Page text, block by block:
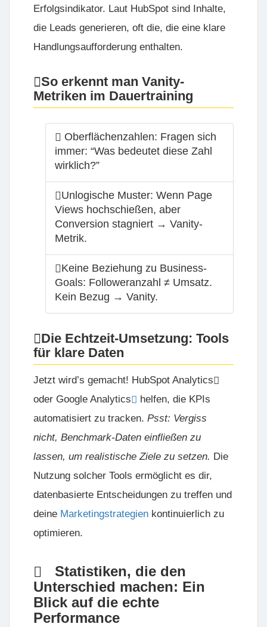
Erfolgsindikator. Laut HubSpot sind Inhalte,
die Leads generieren, oft die, die eine klare
Handlungsaufforderung enthalten.
So erkennt man Vanity-
Metriken im Dauertraining
Oberflächenzahlen: Fragen sich
immer: “Was bedeutet diese Zahl
wirklich?”
Unlogische Muster: Wenn Page
Views hochschießen, aber
Conversion stagniert → Vanity-
Metrik.
Keine Beziehung zu Business-
Goals: Followeranzahl ≠ Umsatz.
Kein Bezug → Vanity.
Die Echtzeit-Umsetzung: Tools
für klare Daten
Jetzt wird’s gemacht! HubSpot Analytics
oder Google Analytics
helfen, die KPIs
automatisiert zu tracken. Psst: Vergiss
nicht, Benchmark-Daten einfließen zu
lassen, um realistische Ziele zu setzen. Die
Nutzung solcher Tools ermöglicht es dir,
datenbasierte Entscheidungen zu treffen und
deine Marketingstrategien kontinuierlich zu
optimieren.
Statistiken, die den
Unterschied machen: Ein
Blick auf die echte
Performance